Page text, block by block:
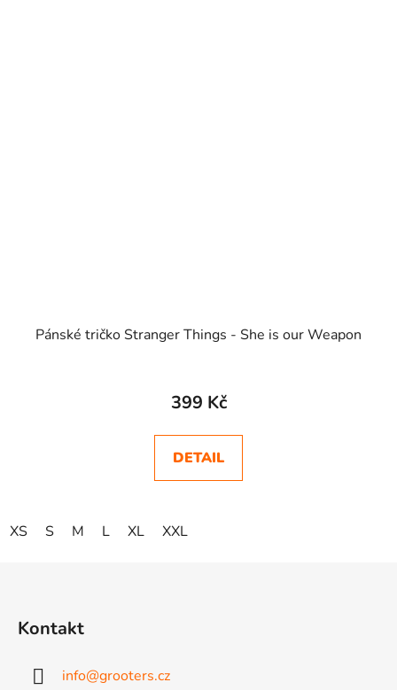
Pánské tričko Stranger Things - She is our Weapon
399 Kč
DETAIL
XS S M L XL XXL
Kontakt
info@grooters.cz